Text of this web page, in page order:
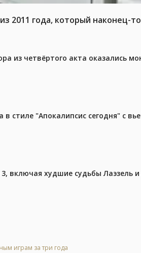
2011 года, который наконец-
из четвёртого акта оказались
стиле "Апокалипсис сегодня" с
включая худшие судьбы Лаэзель
играм за три года